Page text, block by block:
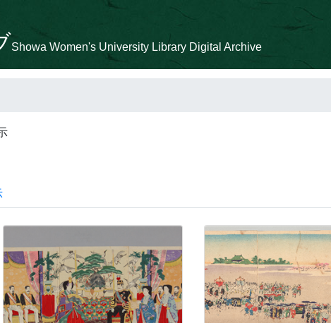
Showa Women's University Library Digital Archive